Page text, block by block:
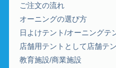
ご注文の流れ
オーニングの選び方
日よけテント/オーニングテ
店舗用テントとして店舗テ
教育施設/商業施設